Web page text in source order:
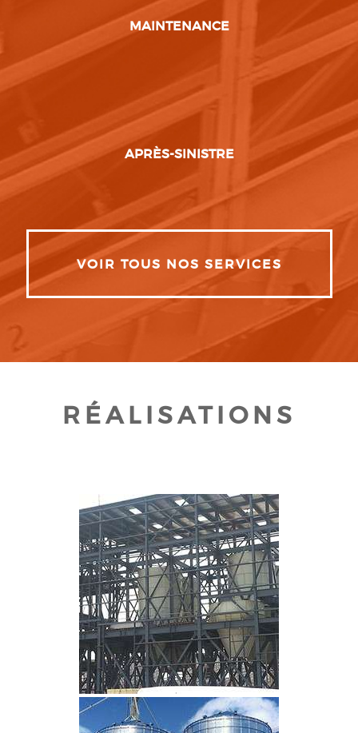
MAINTENANCE
APRÈS-SINISTRE
VOIR TOUS NOS SERVICES
RÉALISATIONS
CLIQUEZ POUR AGRANDIR